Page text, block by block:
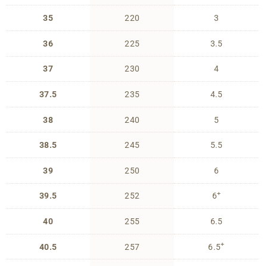
35
36
37
37.5
38
38.5
39
39.5
40
40.5
220
225
230
235
240
245
250
252
255
257
3
3.5
4
4.5
5
5.5
6
6+
6.5
6.5+